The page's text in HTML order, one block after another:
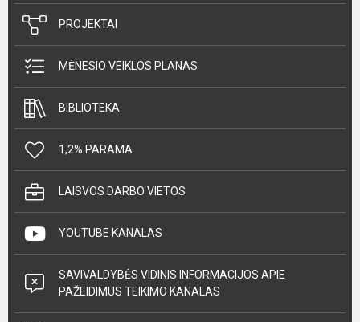
PROJEKTAI
MĖNESIO VEIKLOS PLANAS
BIBLIOTEKA
1,2% PARAMA
LAISVOS DARBO VIETOS
YOUTUBE KANALAS
SAVIVALDYBĖS VIDINIS INFORMACIJOS APIE
PAŽEIDIMUS TEIKIMO KANALAS